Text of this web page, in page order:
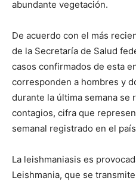
abundante vegetación.
De acuerdo con el más
de la Secretaría de Salud
casos confirmados de esta
corresponden a hombres y
durante la última semana se
contagios, cifra que
semanal registrado en el
La leishmaniasis es
Leishmania, que se